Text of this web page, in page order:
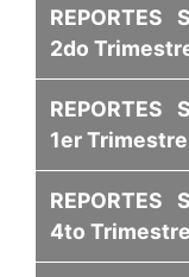
REPORTES
2do
REPORTES
1er
REPORTES
4to